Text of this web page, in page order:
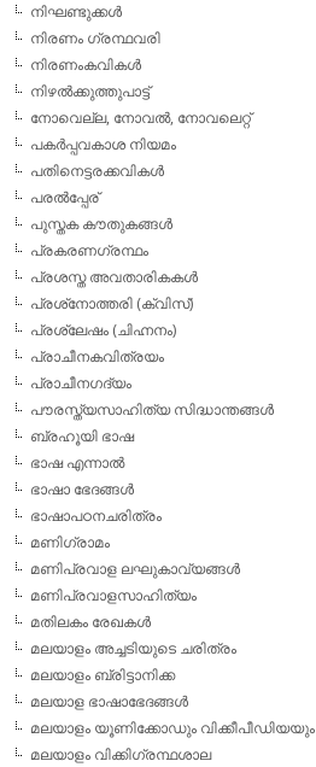
നിഘണ്ടുക്കള്‍
നിരണം ഗ്രന്ഥവരി
നിരണംകവികള്‍
നിഴല്‍ക്കുത്തുപാട്ട്
നോവെല്ല, നോവല്‍, നോവലെറ്റ്
പകര്‍പ്പവകാശ നിയമം
പതിനെട്ടരക്കവികള്‍
പരല്‍പ്പേര്
പുസ്തക കൗതുകങ്ങള്‍
പ്രകരണഗ്രന്ഥം
പ്രശസ്ത അവതാരികകള്‍
പ്രശ്‌നോത്തരി (ക്വിസ്)
പ്രശ്ലേഷം (ചിഹ്നനം)
പ്രാചീനകവിത്രയം
പ്രാചീനഗദ്യം
പൗരസ്ത്യസാഹിത്യ സിദ്ധാന്തങ്ങള്‍
ബ്രഹൂയി ഭാഷ
ഭാഷ എന്നാല്‍
ഭാഷാ ഭേദങ്ങള്‍
ഭാഷാപഠനചരിത്രം
മണിഗ്രാമം
മണിപ്രവാള ലഘുകാവ്യങ്ങള്‍
മണിപ്രവാളസാഹിത്യം
മതിലകം രേഖകള്‍
മലയാളം അച്ചടിയുടെ ചരിത്രം
മലയാളം ബ്രിട്ടാനിക്ക
മലയാള ഭാഷാഭേദങ്ങള്‍
മലയാളം യൂണിക്കോഡും വിക്കീപീഡിയയും
മലയാളം വിക്കിഗ്രന്ഥശാല